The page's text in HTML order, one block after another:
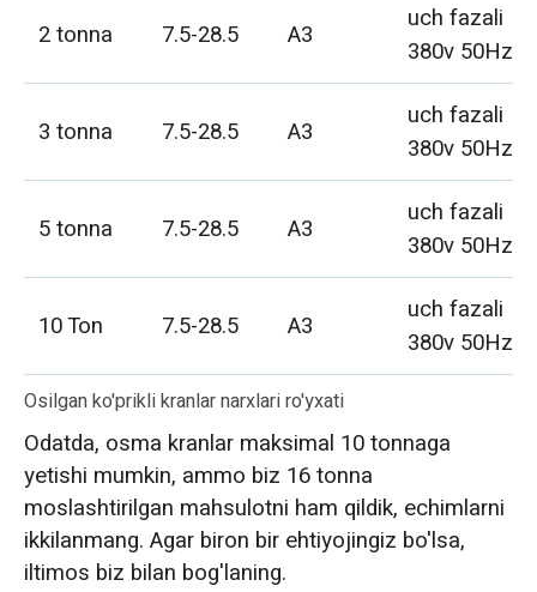
2 tonna 7.5-28.5 A3
uch fazali
380v 50Hz
3 tonna 7.5-28.5 A3
uch fazali
380v 50Hz
5 tonna 7.5-28.5 A3
uch fazali
380v 50Hz
10 Ton 7.5-28.5 A3
uch fazali
380v 50Hz
Osilgan ko'prikli kranlar narxlari ro'yxati
Odatda, osma kranlar maksimal 10 tonnaga
yetishi mumkin, ammo biz 16 tonna
moslashtirilgan mahsulotni ham qildik, echimlarni
ikkilanmang. Agar biron bir ehtiyojingiz bo'lsa,
iltimos biz bilan bog'laning.